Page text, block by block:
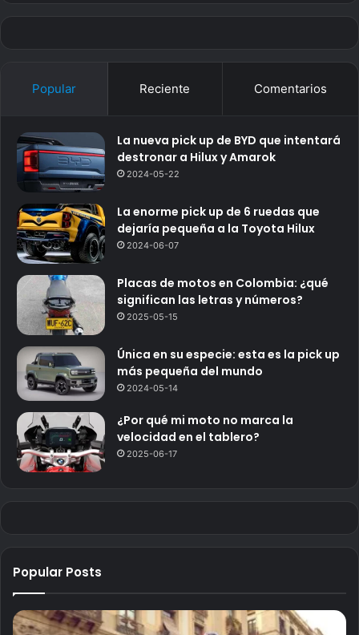
Popular Reciente Comentarios
La nueva pick up de BYD que intentará
destronar a Hilux y Amarok
2024-05-22
La enorme pick up de 6 ruedas que
dejaría pequeña a la Toyota Hilux
2024-06-07
Placas de motos en Colombia: ¿qué
significan las letras y números?
2025-05-15
Única en su especie: esta es la pick up
más pequeña del mundo
2024-05-14
¿Por qué mi moto no marca la
velocidad en el tablero?
2025-06-17
Popular Posts